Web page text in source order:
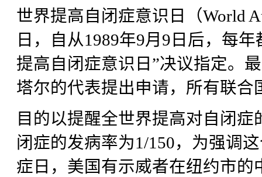
世界提高自闭症意识日（World
日，自从1989年9月9日后，每
提高自闭症意识日”决议指定。
塔尔的代表提出申请，所有联合
目的以提醒全世界提高对自闭
闭症的发病率为1/150，为强调
症日，美国有示威者在纽约市